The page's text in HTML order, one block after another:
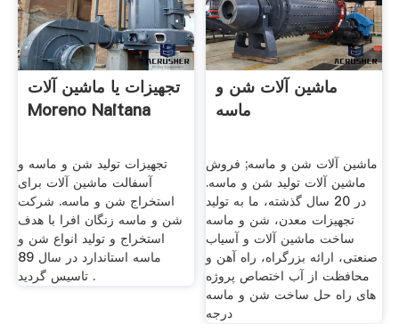
تجهیزات یا ماشین آلات
Moreno Naitana
تجهیزات تولید شن و ماسه و
آسفالت ماشین آلات برای
استخراج شن و ماسه. شرکت
شن و ماسه زنگان افرا با هدف
استخراج و تولید انواع شن و
ماسه استاندارد در سال 89
تاسیس گردید .
ماشین آلات شن و
ماسه
ماشین آلات شن و ماسه; فروش
ماشین آلات تولید شن و ماسه.
در 20 سال گذشته، ما به تولید
تجهیزات معدن، شن و ماسه
ساخت ماشین آلات و آسیاب
صنعتی، ارائه بزرگراه، راه آهن و
محافظت از آب اختصاص پروژه
های راه حل ساخت شن و ماسه
درجه